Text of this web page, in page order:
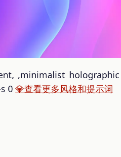
,minimalist
0 💎查看更多风格和提示词